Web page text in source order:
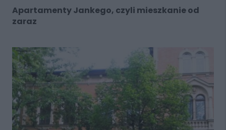
Apartamenty Jankego, czyli mieszkanie od
zaraz